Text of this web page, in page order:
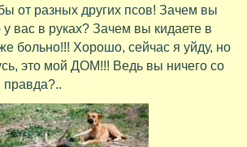
от разных других псов! Зачем вы
вас в руках? Зачем вы кидаете в
больно!!! Хорошо, сейчас я уйду, но
это мой ДОМ!!! Ведь вы ничего со
правда?..